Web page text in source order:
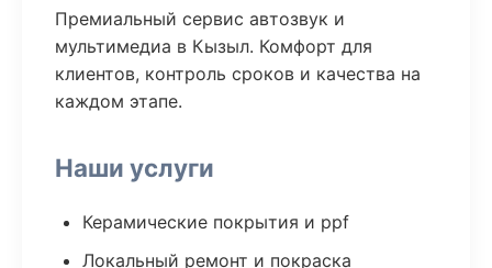
Премиальный сервис автозвук и
мультимедиа в Кызыл. Комфорт для
клиентов, контроль сроков и качества на
каждом этапе.
Наши услуги
Керамические покрытия и ppf
Локальный ремонт и покраска